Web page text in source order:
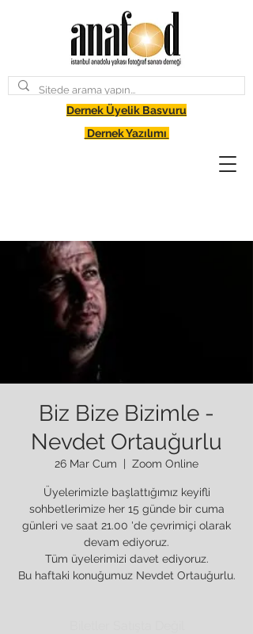
Dernek Üyelik Basvuru
Dernek Yazılımı
Biz Bize Bizimle -
Nevdet Ortauğurlu
26 Mar Cum Zoom Online
Üyelerimizle başlattığımız keyifli
sohbetlerimize her 15 günde bir cuma
günleri ve saat 21.00 'de çevrimiçi olarak
devam ediyoruz.
Tüm üyelerimizi davet ediyoruz.
Bu haftaki konuğumuz Nevdet Ortauğurlu.